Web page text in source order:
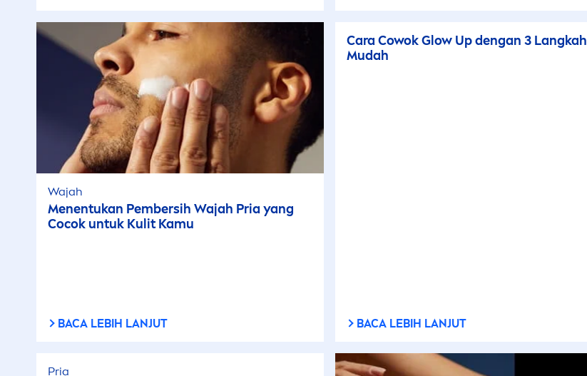
Wajah
Menentukan Pembersih Wajah Pria yang
Cocok untuk Kulit Kamu
BACA LEBIH LANJUT
Cara Cowok Glow Up dengan 3 Langkah
Mudah
BACA LEBIH LANJUT
Pria